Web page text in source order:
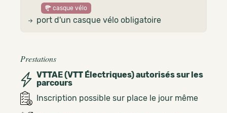
casque vélo
port d'un casque vélo obligatoire
Prestations
VTTAE (VTT Électriques) autorisés sur les
parcours
Inscription possible sur place le jour même